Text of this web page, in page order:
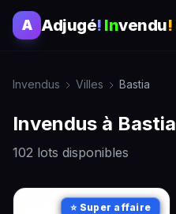
A Adjugé! Invendu!
Invendus Villes Bastia
Invendus à Bastia
102 lots disponibles
⭐ Super affaire